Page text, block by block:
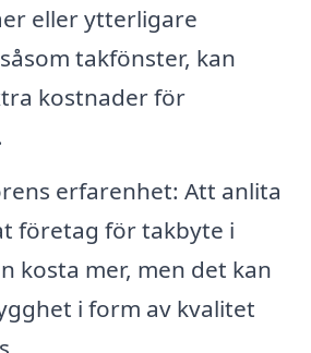
eller ytterligare
takfönster, kan
kostnader för
erfarenhet: Att anlita
företag för takbyte i
kosta mer, men det kan
i form av kvalitet